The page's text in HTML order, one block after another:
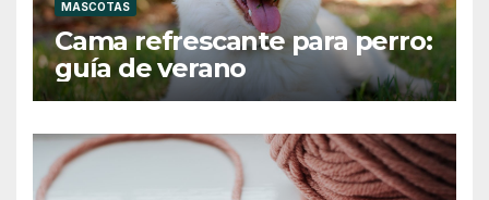
MASCOTAS
Cama refrescante para perro:
guía de verano